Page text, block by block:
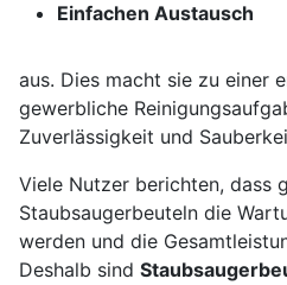
Einfachen Austausch
aus. Dies macht sie zu einer
gewerbliche
Zuverlässigkeit und
Viele Nutzer berichten, dass
Staubsaugerbeuteln die
werden und die
Deshalb sind